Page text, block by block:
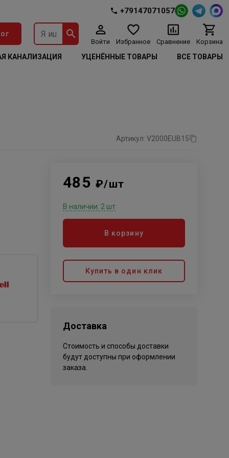
+79147071057
Войти Избранное Сравнение Корзина
КАНАЛИЗАЦИЯ УЦЕНЁННЫЕ ТОВАРЫ ВСЕ ТОВАРЫ
Артикул: V2000EUB15
485 ₽/шт
В наличии: 2 шт
В корзину
Купить в один клик
Доставка
Стоимость и способы доставки
будут доступны при оформлении
заказа.